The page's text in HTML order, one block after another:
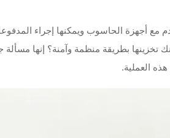
أجهزة الحاسوب ويمكنها إجراء
تخزينها بطريقة منظمة وآمنة؟ إنها
العملية.